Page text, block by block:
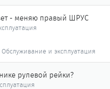
- меняю правый ШРУС
Обслуживание и эксплуатация
рулевой рейки?